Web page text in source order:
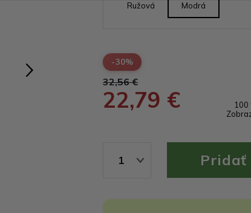
Ružová Modrá
-30%
32,56 €
22,79 €
100
1